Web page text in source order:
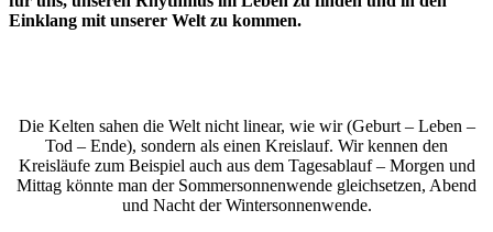
Einklang mit unserer Welt zu kommen.
Die Kelten sahen die Welt nicht linear, wie wir (Geburt – Leben –
Tod – Ende), sondern als einen Kreislauf. Wir kennen den
Kreisläufe zum Beispiel auch aus dem Tagesablauf – Morgen und
Mittag könnte man der Sommersonnenwende gleichsetzen, Abend
und Nacht der Wintersonnenwende.